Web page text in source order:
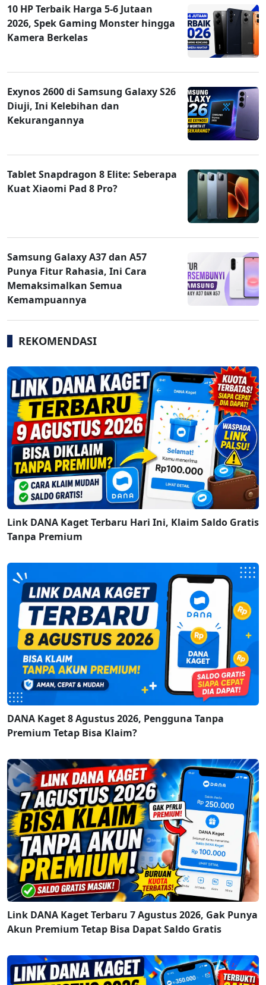
10 HP Terbaik Harga 5-6 Jutaan
2026, Spek Gaming Monster hingga
Kamera Berkelas
Exynos 2600 di Samsung Galaxy S26
Diuji, Ini Kelebihan dan
Kekurangannya
Tablet Snapdragon 8 Elite: Seberapa
Kuat Xiaomi Pad 8 Pro?
Samsung Galaxy A37 dan A57
Punya Fitur Rahasia, Ini Cara
Memaksimalkan Semua
Kemampuannya
REKOMENDASI
Link DANA Kaget Terbaru Hari Ini, Klaim Saldo Gratis
Tanpa Premium
DANA Kaget 8 Agustus 2026, Pengguna Tanpa
Premium Tetap Bisa Klaim?
Link DANA Kaget Terbaru 7 Agustus 2026, Gak Punya
Akun Premium Tetap Bisa Dapat Saldo Gratis